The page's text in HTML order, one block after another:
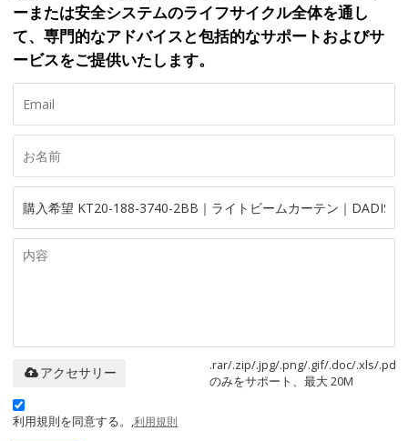
ーまたは安全システムのライフサイクル全体を通し
て、専門的なアドバイスと包括的なサポートおよびサ
ービスをご提供いたします。
.rar/.zip/.jpg/.png/.gif/.doc/.xls/.pdf
のみをサポート、最大 20M
アクセサリー
利用規則を同意する。,利用規則